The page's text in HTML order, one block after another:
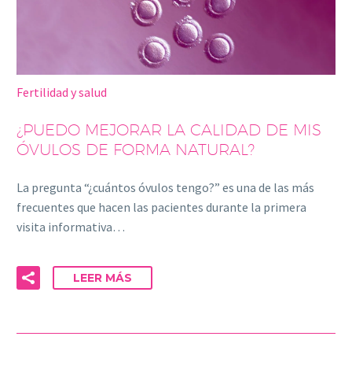
Fertilidad y salud
¿PUEDO MEJORAR LA CALIDAD DE MIS
ÓVULOS DE FORMA NATURAL?
La pregunta “¿cuántos óvulos tengo?” es una de las más
frecuentes que hacen las pacientes durante la primera
visita informativa…
LEER MÁS